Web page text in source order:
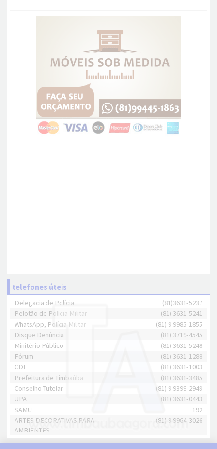
telefones úteis
Delegacia de Polícia
(81)3631-5237
Pelotão de Polícia Militar
(81) 3631-5241
WhatsApp, Polícia Militar
(81) 9 9985-1855
Disque Denúncia
(81) 3719-4545
Minitério Público
(81) 3631-5248
Fórum
(81) 3631-1288
CDL
(81) 3631-1003
Prefeitura de Timbaúba
(81) 3631-3485
Conselho Tutelar
(81) 9 9399-2949
UPA
(81) 3631-0443
SAMU
192
ARTES DECORATIVAS PARA
AMBIENTES
(81) 9 9964-3026